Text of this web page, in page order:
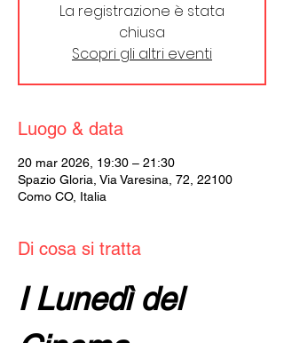
La registrazione è stata
chiusa
Scopri gli altri eventi
Luogo & data
20 mar 2026, 19:30 – 21:30
Spazio Gloria, Via Varesina, 72, 22100
Como CO, Italia
Di cosa si tratta
I Lunedì del